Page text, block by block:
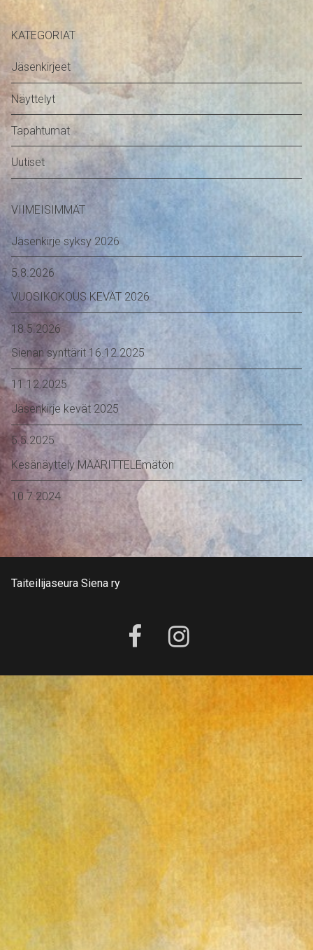
KATEGORIAT
Jäsenkirjeet
Näyttelyt
Tapahtumat
Uutiset
VIIMEISIMMÄT
Jäsenkirje syksy 2026
5.8.2026
VUOSIKOKOUS KEVÄT 2026
18.5.2026
Sienan synttärit 16.12.2025
11.12.2025
Jäsenkirje kevät 2025
5.5.2025
Kesänäyttely MÄÄRITTELEmätön
10.7.2024
Taiteilijaseura Siena ry